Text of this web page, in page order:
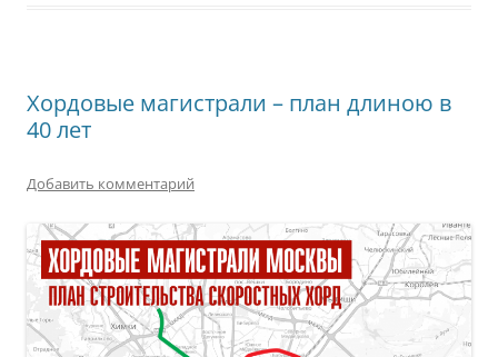
Хордовые магистрали – план длиною в
40 лет
Добавить комментарий